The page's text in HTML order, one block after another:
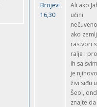
Brojevi
16,30
Ali ako
učini
ako
rastvori
ralje i
ih sa
je
živi siđu u
Šeol,
znajte